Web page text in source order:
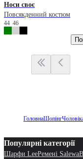
Носи своє
Повсякденний костюм
44 46
ГоловнаШопінг
Популярні категорії
Шарфи LeeРемені Salewa